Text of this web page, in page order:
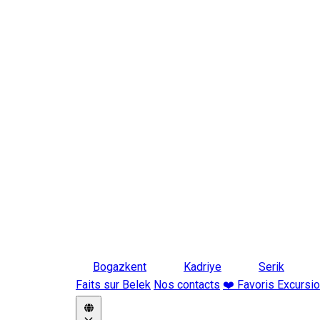
Bogazkent Kadriye
Serik
Faits sur Belek Nos contacts ❤️ Favoris